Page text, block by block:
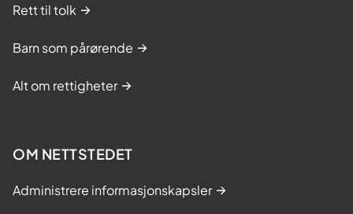
Rett til tolk
Barn som pårørende
Alt om rettigheter
OM NETTSTEDET
Administrere informasjonskapsler